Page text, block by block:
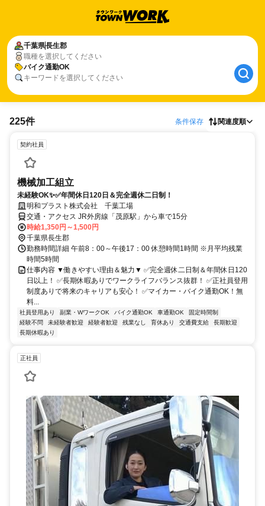
千葉県長生郡
職種を選択してください
バイク通勤OK
キーワードを選択してください
225件 条件保存 関連度順
契約社員
機械加工組立
未経験OK✨✅年間休日120日＆完全週休二日制！
明和プラスト株式会社 千葉工場
交通・アクセス JR外房線「茂原駅」から車で15分
時給1,350円～1,500円
千葉県長生郡
勤務時間詳細 午前8：00～午後17：00 休憩時間1時間 ※月平均残業
時間5時間
仕事内容 ▼働きやすい理由＆魅力▼ ✅完全週休二日制＆年間休日120
日以上！ ✅長期休暇ありでワークライフバランス抜群！ ✅正社員登用
制度ありで将来のキャリアも安心！ ✅マイカー・バイク通勤OK！無
料...
社員登用あり 副業・WワークOK バイク通勤OK 車通勤OK
固定時間制
経験不問
未経験者歓迎 経験者歓迎 残業なし 育休あり 交通費支給
長期歓迎
長期休暇あり
正社員